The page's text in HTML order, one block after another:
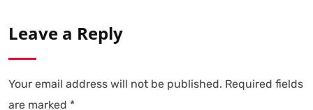
Leave a Reply
Your email address will not be published. Required fields
are marked *